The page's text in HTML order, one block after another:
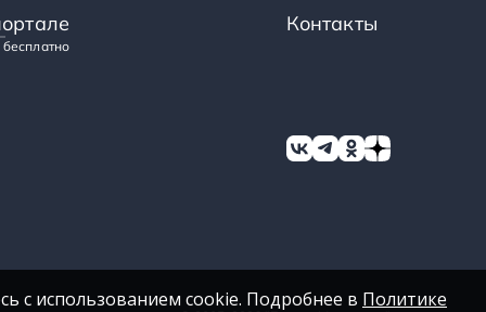
Контакты
с использованием cookie. Подробнее в Политике